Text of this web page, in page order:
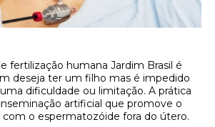
fertilização humana Jardim Brasil é
deseja ter um filho mas é impedido
dificuldade ou limitação. A prática
artificial que promove o
o espermatozóide fora do útero.